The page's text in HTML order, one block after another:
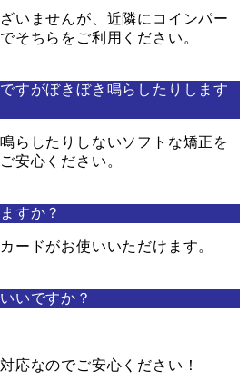
いませんが、近隣にコインパー
そちらをご利用ください。
すがぼきぼき鳴らしたりします
らしたりしないソフトな矯正を
安心ください。
すか？
ードがお使いいただけます。
いですか？
応なのでご安心ください！